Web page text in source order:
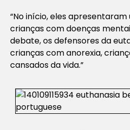
“No início, eles
crianças com doenças
debate, os defensores da
crianças com anorexia,
cansados da vida.”